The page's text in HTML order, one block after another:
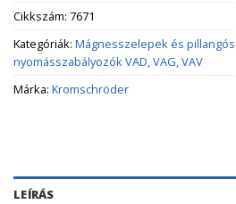
Cikkszám: 7671
Kategóriák: Mágnesszelepek és
nyomásszabályozók VAD, VAG, VAV
Márka: Kromschröder
LEÍRÁS